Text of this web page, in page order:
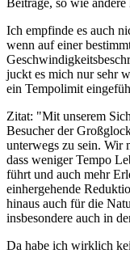
Beiträge, so wie andere
Ich empfinde es auch
wenn auf einer
juckt es mich nur sehr
ein Tempolimit
Zitat: "Mit unserem
Besucher der
unterwegs zu sein. Wir
dass weniger Tempo
führt und auch mehr
einhergehende
hinaus auch für die
insbesondere auch in
Da habe ich wirklich